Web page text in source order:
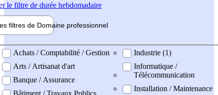
le filtre de durée hebdomadaire
filtres de Domaine professionnel
professionel
Achats / Comptabilité / Gestion
Arts / Artisanat d'art
Banque / Assurance
Bâtiment / Travaux Publics
Industrie (1)
Informatique /
Télécommunication
Installation / Maintenance